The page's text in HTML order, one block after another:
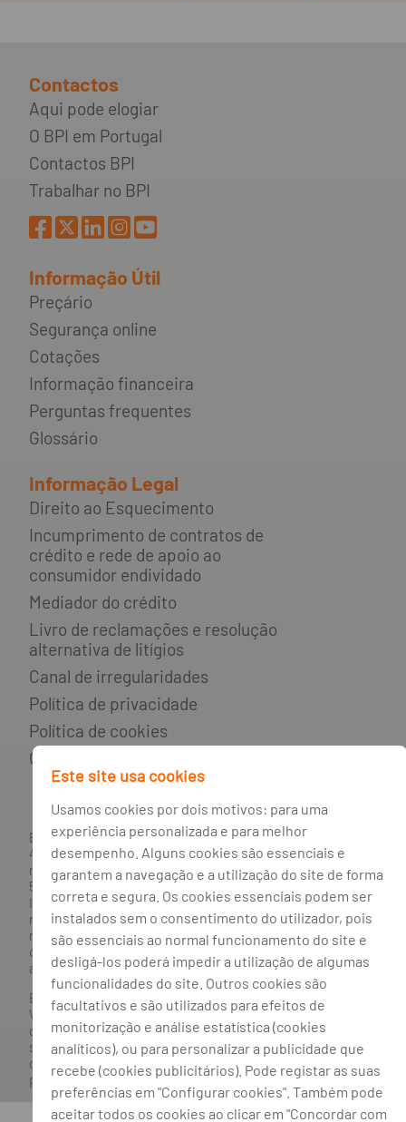
Contactos
Aqui pode elogiar
O BPI em Portugal
Contactos BPI
Trabalhar no BPI
Informação Útil
Preçário
Segurança online
Cotações
Informação financeira
Perguntas frequentes
Glossário
Informação Legal
Direito ao Esquecimento
Incumprimento de contratos de
crédito e rede de apoio ao
consumidor endividado
Mediador do crédito
Livro de reclamações e resolução
alternativa de litígios
Canal de irregularidades
Política de privacidade
Política de cookies
Gestão de cookies
BANCO BPI, S.A., com sede na Avenida da Boavista, 1117,
4100-129 Porto; Capital Social: € 1 293 063 324,98; matriculada
na CRC Porto sob o número de matrícula PTIRNMJ 501 214
534, como o número de identificação fiscal 501 214 534.
Intermediário financeiro registado na CMVM com o n° 300 e
no Banco de Portugal sob o código n° 10. Agente de Seguros
n.º 419527591, registado junto da Autoridade de Supervisão
de Seguros e Fundos de Pensões em 21/01/2019, e autorizado
a exercer atividade nos Ramos de Seguro Vida e Não Vida.
Banco BPI ©. Todos os direitos reservados.
WebsiteAcessível.O Banco BPI não se responsabiliza por
quaisquer traduções do site efetuadas através do browser,
sendo a versão em língua portuguesa a única versão oficial,
que prevalecerá em qualquer caso. Este site encontra-se em
processo de adoção do novo acordo ortográfico.
Este site usa cookies
Usamos cookies por dois motivos: para uma
experiência personalizada e para melhor
desempenho. Alguns cookies são essenciais e
garantem a navegação e a utilização do site de forma
correta e segura. Os cookies essenciais podem ser
instalados sem o consentimento do utilizador, pois
são essenciais ao normal funcionamento do site e
desligá-los poderá impedir a utilização de algumas
funcionalidades do site. Outros cookies são
facultativos e são utilizados para efeitos de
monitorização e análise estatística (cookies
analíticos), ou para personalizar a publicidade que
recebe (cookies publicitários). Pode registar as suas
preferências em "Configurar cookies". Também pode
aceitar todos os cookies ao clicar em "Concordar com